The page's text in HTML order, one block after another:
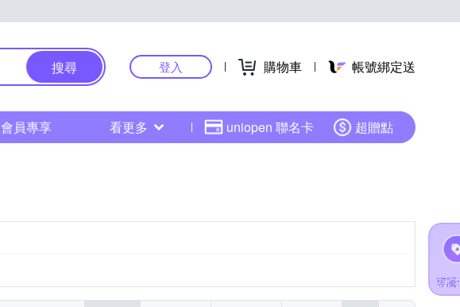
搜尋 登入 購物車 帳號綁定送
會員專享 看更多 uniopen 聯名卡 超贈點